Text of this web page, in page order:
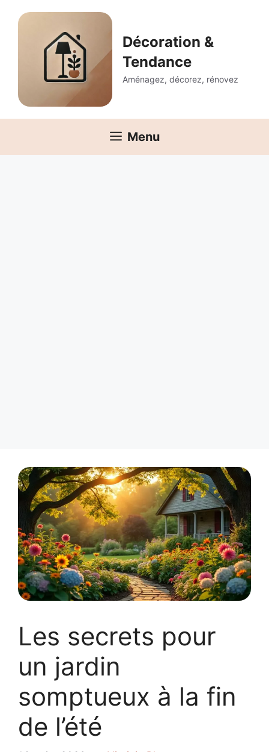
Décoration &
Tendance
Aménagez, décorez, rénovez
Menu
Les secrets pour
un jardin
somptueux à la fin
de l’été